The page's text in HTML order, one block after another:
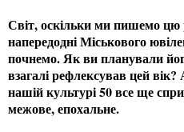
Світ, оскільки ми пишемо
напередодні Міськового
почнемо. Як ви планували
взагалі рефлексував цей
нашій культурі 50 все ще
межове, епохальне.